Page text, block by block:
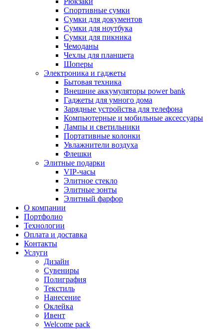
Спортивные сумки
Сумки для документов
Сумки для ноутбука
Сумки для пикника
Чемоданы
Чехлы для планшета
Шоперы
Электроника и гаджеты
Бытовая техника
Внешние аккумуляторы power bank
Гаджеты для умного дома
Зарядные устройства для телефона
Компьютерные и мобильные аксессуары
Лампы и светильники
Портативные колонки
Увлажнители воздуха
Флешки
Элитные подарки
VIP-часы
Элитное стекло
Элитные зонты
Элитный фарфор
О компании
Портфолио
Технологии
Оплата и доставка
Контакты
Услуги
Дизайн
Сувениры
Полиграфия
Текстиль
Нанесение
Оклейка
Ивент
Welcome pack